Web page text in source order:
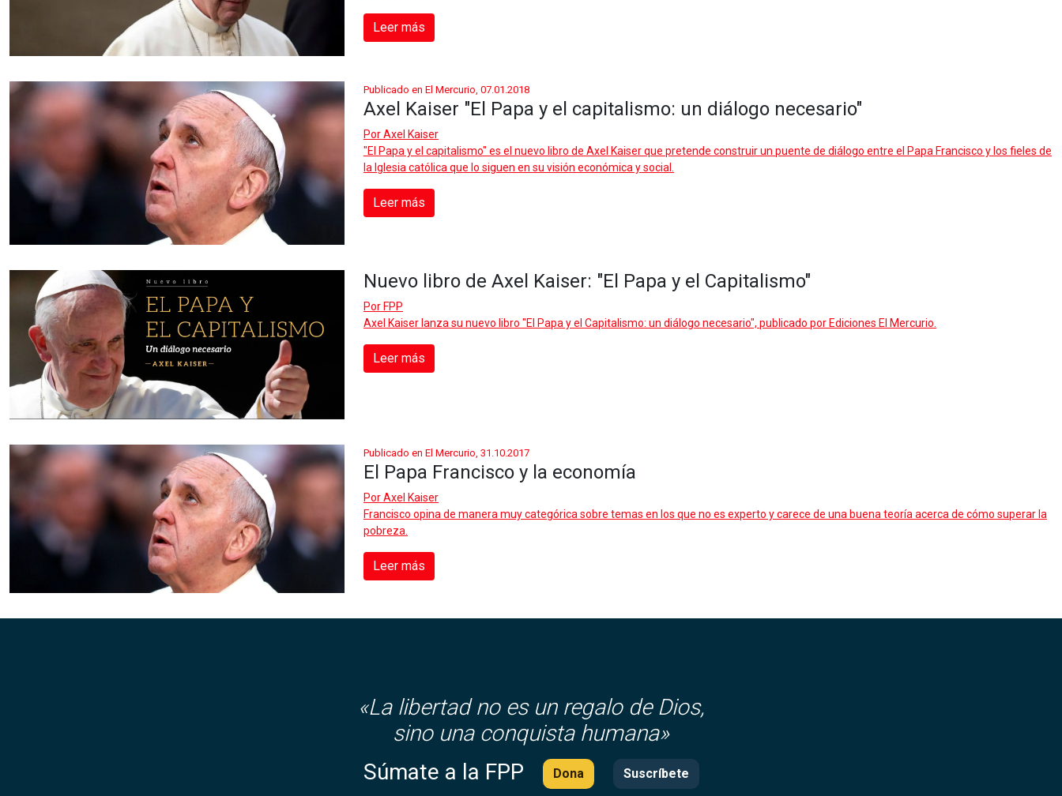
Leer más
Publicado en El Mercurio, 07.01.2018
Axel Kaiser "El Papa y el capitalismo: un diálogo necesario"
PorAxel Kaiser
"El Papa y el capitalismo" es el nuevo libro de Axel Kaiser que pretende construir un puente de diálogo entre el Papa Francisco y los fieles de
la Iglesia católica que lo siguen en su visión económica y social.
Leer más
Nuevo libro de Axel Kaiser: "El Papa y el Capitalismo"
Por FPP
Axel Kaiser lanza su nuevo libro "El Papa y el Capitalismo: un diálogo necesario", publicado por Ediciones El Mercurio.
Leer más
Publicado en El Mercurio, 31.10.2017
El Papa Francisco y la economía
PorAxel Kaiser
Francisco opina de manera muy categórica sobre temas en los que no es experto y carece de una buena teoría acerca de cómo superar la
pobreza.
Leer más
«La libertad no es un regalo de Dios,
sino una conquista humana»
Súmate a la FPP
Dona Suscríbete